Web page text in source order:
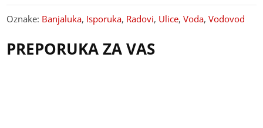
Oznake: Banjaluka, Isporuka, Radovi, Ulice,Voda,Vodovod
PREPORUKA ZA VAS